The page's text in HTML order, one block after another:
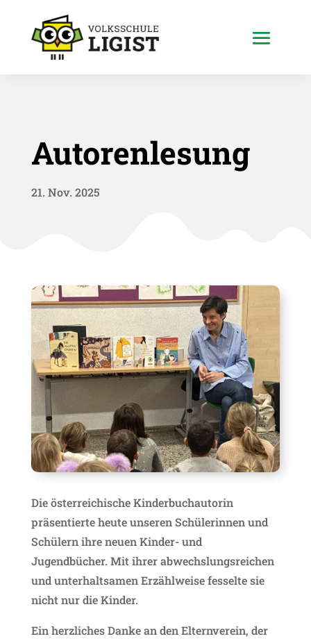
Autorenlesung
21. Nov. 2025
Die österreichische Kinderbuchautorin
präsentierte heute unseren Schülerinnen und
Schülern ihre neuen Kinder- und
Jugendbücher. Mit ihrer abwechslungsreichen
und unterhaltsamen Erzählweise fesselte sie
nicht nur die Kinder.
Ein herzliches Danke an den Elternverein, der